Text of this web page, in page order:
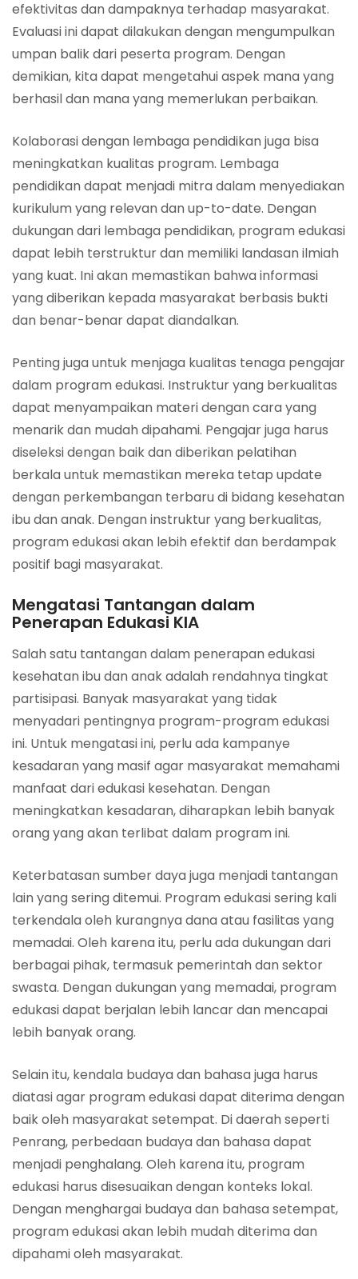
efektivitas dan dampaknya terhadap masyarakat.
Evaluasi ini dapat dilakukan dengan mengumpulkan
umpan balik dari peserta program. Dengan
demikian, kita dapat mengetahui aspek mana yang
berhasil dan mana yang memerlukan perbaikan.
Kolaborasi dengan lembaga pendidikan juga bisa
meningkatkan kualitas program. Lembaga
pendidikan dapat menjadi mitra dalam menyediakan
kurikulum yang relevan dan up-to-date. Dengan
dukungan dari lembaga pendidikan, program edukasi
dapat lebih terstruktur dan memiliki landasan ilmiah
yang kuat. Ini akan memastikan bahwa informasi
yang diberikan kepada masyarakat berbasis bukti
dan benar-benar dapat diandalkan.
Penting juga untuk menjaga kualitas tenaga pengajar
dalam program edukasi. Instruktur yang berkualitas
dapat menyampaikan materi dengan cara yang
menarik dan mudah dipahami. Pengajar juga harus
diseleksi dengan baik dan diberikan pelatihan
berkala untuk memastikan mereka tetap update
dengan perkembangan terbaru di bidang kesehatan
ibu dan anak. Dengan instruktur yang berkualitas,
program edukasi akan lebih efektif dan berdampak
positif bagi masyarakat.
Mengatasi Tantangan dalam
Penerapan Edukasi KIA
Salah satu tantangan dalam penerapan edukasi
kesehatan ibu dan anak adalah rendahnya tingkat
partisipasi. Banyak masyarakat yang tidak
menyadari pentingnya program-program edukasi
ini. Untuk mengatasi ini, perlu ada kampanye
kesadaran yang masif agar masyarakat memahami
manfaat dari edukasi kesehatan. Dengan
meningkatkan kesadaran, diharapkan lebih banyak
orang yang akan terlibat dalam program ini.
Keterbatasan sumber daya juga menjadi tantangan
lain yang sering ditemui. Program edukasi sering kali
terkendala oleh kurangnya dana atau fasilitas yang
memadai. Oleh karena itu, perlu ada dukungan dari
berbagai pihak, termasuk pemerintah dan sektor
swasta. Dengan dukungan yang memadai, program
edukasi dapat berjalan lebih lancar dan mencapai
lebih banyak orang.
Selain itu, kendala budaya dan bahasa juga harus
diatasi agar program edukasi dapat diterima dengan
baik oleh masyarakat setempat. Di daerah seperti
Penrang, perbedaan budaya dan bahasa dapat
menjadi penghalang. Oleh karena itu, program
edukasi harus disesuaikan dengan konteks lokal.
Dengan menghargai budaya dan bahasa setempat,
program edukasi akan lebih mudah diterima dan
dipahami oleh masyarakat.